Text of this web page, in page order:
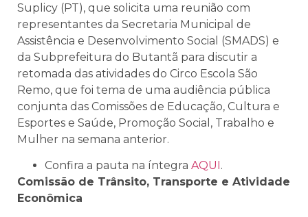
Suplicy (PT), que solicita uma reunião com
representantes da Secretaria Municipal de
Assistência e Desenvolvimento Social (SMADS) e
da Subprefeitura do Butantã para discutir a
retomada das atividades do Circo Escola São
Remo, que foi tema de uma audiência pública
conjunta das Comissões de Educação, Cultura e
Esportes e Saúde, Promoção Social, Trabalho e
Mulher na semana anterior.
Confira a pauta na íntegra AQUI .
Comissão de Trânsito, Transporte e Atividade
Econômica